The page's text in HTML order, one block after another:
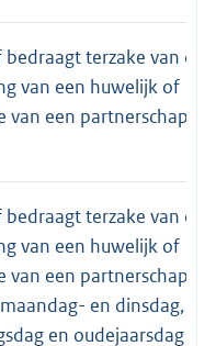
terzake van de
van een huwelijk of
van een partnerschap
terzake van de
van een huwelijk of
van een partnerschap op
en dinsdag, op
en oudejaarsdag